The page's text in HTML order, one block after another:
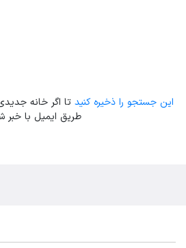
این جستجو را ذخیره کنید تا اگر خانه
طریق ایمیل با خبر